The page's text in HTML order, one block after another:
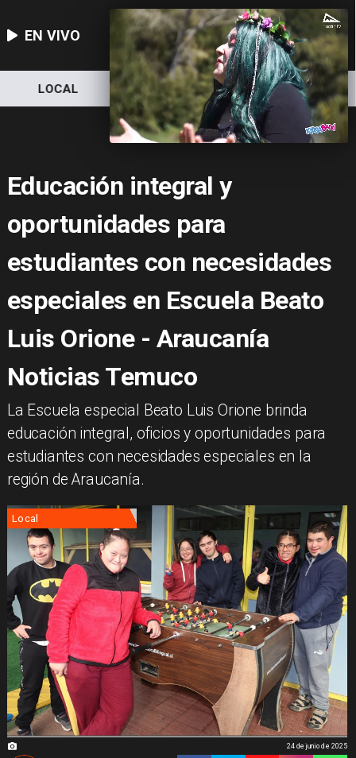
EN VIVO
LOCAL NACIONAL DEPORTES
Educación integral y
oportunidades para
estudiantes con necesidades
especiales en Escuela Beato
Luis Orione - Araucanía
Noticias Temuco
La Escuela especial Beato Luis Orione brinda
educación integral, oficios y oportunidades para
estudiantes con necesidades especiales en la
región de Araucanía.
Local
24 de junio de 2025